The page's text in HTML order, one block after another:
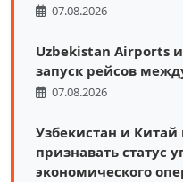
07.08.2026
Uzbekistan Airports
запуск рейсов
07.08.2026
Узбекистан и
признавать статус
экономического